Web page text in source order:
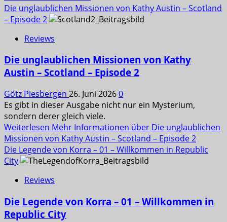
Die unglaublichen Missionen von Kathy Austin – Scotland
– Episode 2
Reviews
Die unglaublichen Missionen von Kathy
Austin – Scotland – Episode 2
Götz Piesbergen 26. Juni 20260
Es gibt in dieser Ausgabe nicht nur ein Mysterium,
sondern derer gleich viele.
Weiterlesen Mehr Informationen über Die unglaublichen
Missionen von Kathy Austin – Scotland – Episode 2
Die Legende von Korra – 01 – Willkommen in Republic
City
Reviews
Die Legende von Korra – 01 – Willkommen in
Republic City